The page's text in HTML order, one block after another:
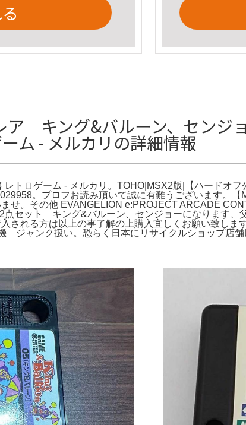
キング&バルーン、センジ
ム - メルカリの詳細情報
トロゲーム - メルカリ。TOHO|MSX2版|【ハードオ
。プロフお読み頂いて誠に有難うございます。
せ。その他 EVANGELION e:PROJECT ARCADE
点セット キング&バルーン、センジョーになります、
される方は以上の事了解の上購入宜しくお願い致し
ジャンク扱い。恐らく日本にリサイクルショップ店舗